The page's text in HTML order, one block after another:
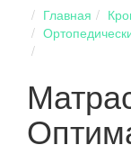
Главная